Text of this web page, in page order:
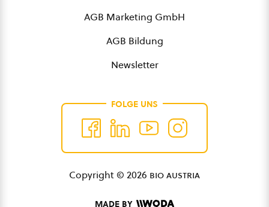
AGB Marketing GmbH
AGB Bildung
Newsletter
FOLGE UNS
Copyright © 2026 bio austria
MADE BY